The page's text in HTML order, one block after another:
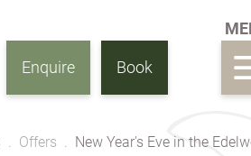
Enquire Book
Offers New Year's Eve in the